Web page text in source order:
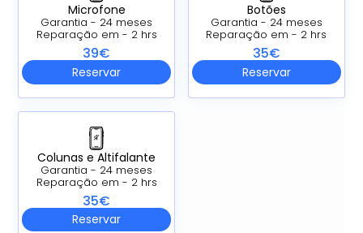
Microfone
Garantia - 24 meses
Reparação em - 2 hrs
39€
Reservar
Botões
Garantia - 24 meses
Reparação em - 2 hrs
35€
Reservar
Colunas e Altifalante
Garantia - 24 meses
Reparação em - 2 hrs
35€
Reservar